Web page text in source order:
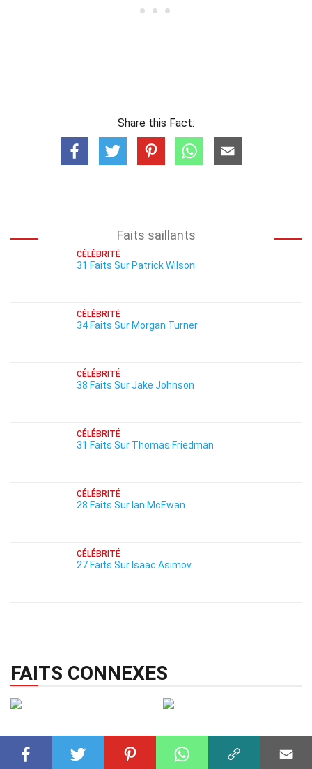
Share this Fact:
Faits saillants
CÉLÉBRITÉ
31 Faits Sur Patrick Wilson
CÉLÉBRITÉ
34 Faits Sur Morgan Turner
CÉLÉBRITÉ
38 Faits Sur Jake Johnson
CÉLÉBRITÉ
31 Faits Sur Thomas Friedman
CÉLÉBRITÉ
28 Faits Sur Ian McEwan
CÉLÉBRITÉ
27 Faits Sur Isaac Asimov
FAITS CONNEXES